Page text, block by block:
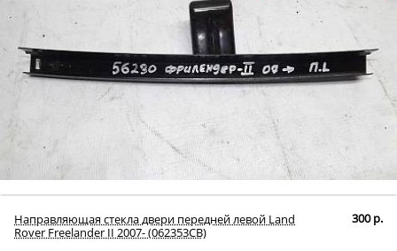
Направляющая стекла двери передней левой Land
Rover Freelander II 2007- (062353СВ)
300 р.